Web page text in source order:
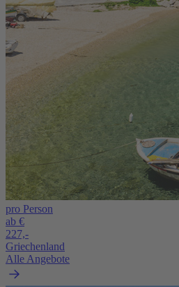
pro Person
ab €
227,-
Griechenland
Alle Angebote